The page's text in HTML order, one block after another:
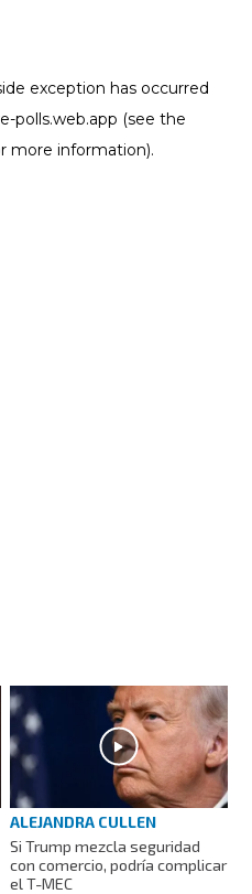
ALEJANDRA CULLEN
Si Trump mezcla seguridad
con comercio, podría complicar
el T-MEC